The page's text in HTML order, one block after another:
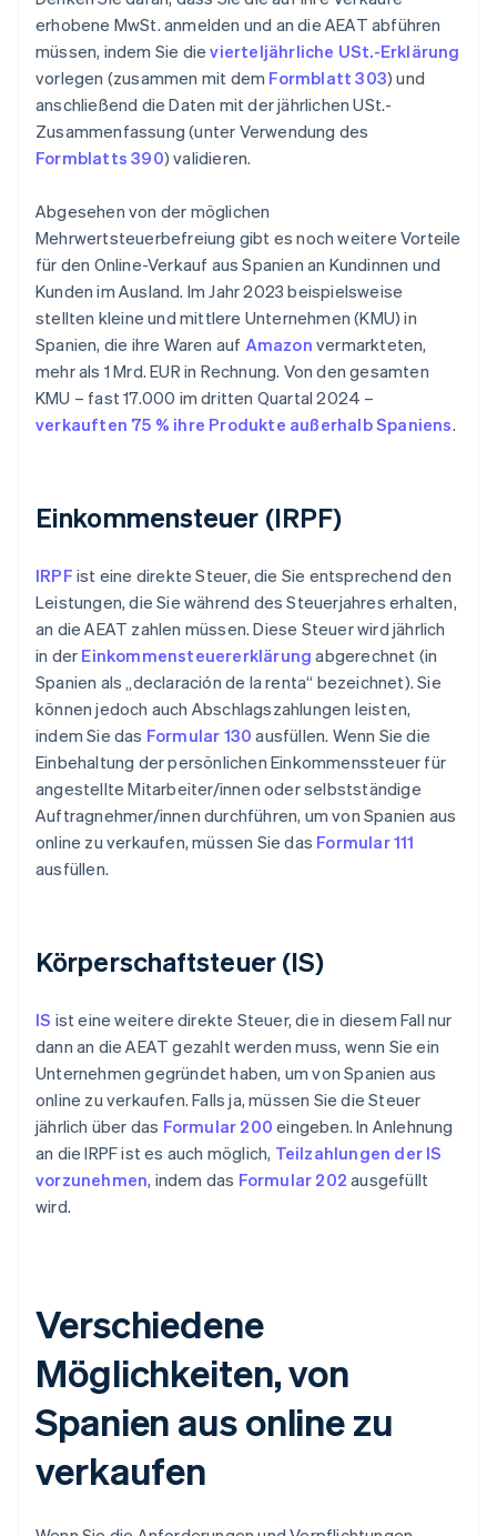
erhobene MwSt. anmelden und an die AEAT abführen
müssen, indem Sie dievierteljährliche USt.-Erklärung
vorlegen (zusammen mit dem Formblatt 303) und
anschließend die Daten mit der jährlichen USt.-
Zusammenfassung (unter Verwendung des
Formblatts 390) validieren.
Abgesehen von der möglichen
Mehrwertsteuerbefreiung gibt es noch weitere Vorteile
für den Online-Verkauf aus Spanien an Kundinnen und
Kunden im Ausland. Im Jahr 2023 beispielsweise
stellten kleine und mittlere Unternehmen (KMU) in
Spanien, die ihre Waren auf Amazon vermarkteten,
mehr als 1 Mrd. EUR in Rechnung. Von den gesamten
KMU – fast 17.000 im dritten Quartal 2024 –
verkauften 75 % ihre Produkte außerhalb Spaniens.
Einkommensteuer (IRPF)
IRPF ist eine direkte Steuer, die Sie entsprechend den
Leistungen, die Sie während des Steuerjahres erhalten,
an die AEAT zahlen müssen. Diese Steuer wird jährlich
in der Einkommensteuererklärung abgerechnet (in
Spanien als „declaración de la renta“ bezeichnet). Sie
können jedoch auch Abschlagszahlungen leisten,
indem Sie das Formular 130 ausfüllen. Wenn Sie die
Einbehaltung der persönlichen Einkommenssteuer für
angestellte Mitarbeiter/innen oder selbstständige
Auftragnehmer/innen durchführen, um von Spanien aus
online zu verkaufen, müssen Sie das Formular 111
ausfüllen.
Körperschaftsteuer (IS)
IS ist eine weitere direkte Steuer, die in diesem Fall nur
dann an die AEAT gezahlt werden muss, wenn Sie ein
Unternehmen gegründet haben, um von Spanien aus
online zu verkaufen. Falls ja, müssen Sie die Steuer
jährlich über das Formular 200 eingeben. In Anlehnung
an die IRPF ist es auch möglich, Teilzahlungen der IS
vorzunehmen, indem das Formular 202 ausgefüllt
wird.
Verschiedene
Möglichkeiten, von
Spanien aus online zu
verkaufen